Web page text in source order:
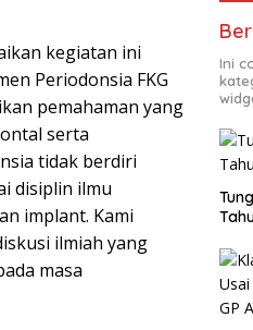
kegiatan ini
Periodonsia FKG
pemahaman yang
serta
tidak berdiri
disiplin ilmu
implant. Kami
ilmiah yang
masa
Ini